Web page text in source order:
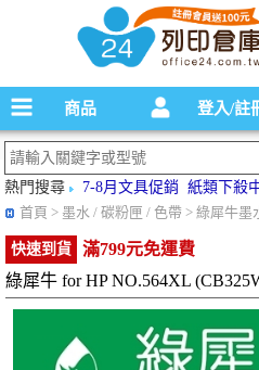
碳粉匣，墨水匣,原廠碳粉匣，副廠碳粉匣，
倉庫線上購
商品 登入/註
熱門搜尋 7-8月文具促銷 紙類下殺
首頁 > 墨水 / 碳粉匣 / 色帶 > 綠犀牛墨
快速到貨
滿799元免運費
綠犀牛 for HP NO.564XL